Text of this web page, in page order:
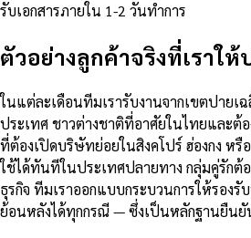
รับเอกสารภายใน 1-2 วันทำการ
ตัวอย่างลูกค้าจริงที่เราให้
ในแต่ละเดือนทีมเรารับงานจากเขตปายเ
ประเทศ ชาวต่างชาติที่อาศัยในไทยและต้
ที่ต้องเปิดบริษัทย่อยในสิงคโปร์ ฮ่องกง หรื
ใช้ได้ทันทีในประเทศปลายทาง กลุ่มคู่รักต้
ธุรกิจ ทีมเราออกแบบกระบวนการให้รอง
ย้อนหลังได้ทุกกรณี — ซึ่งเป็นหลักฐานยืนยั